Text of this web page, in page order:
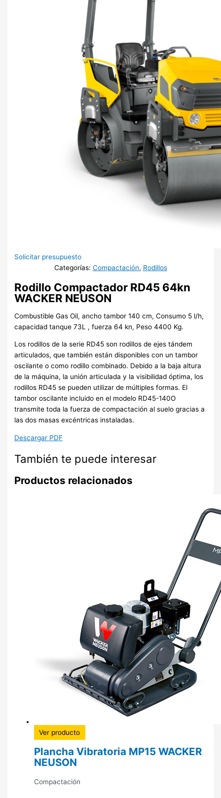
Solicitar presupuesto
Categorías: Compactación, Rodillos
Rodillo Compactador RD45 64kn
WACKER NEUSON
Combustible Gas Oil, ancho tambor 140 cm, Consumo 5 l/h,
capacidad tanque 73L , fuerza 64 kn, Peso 4400 Kg.
Los rodillos de la serie RD45 son rodillos de ejes tándem
articulados, que también están disponibles con un tambor
oscilante o como rodillo combinado. Debido a la baja altura
de la máquina, la unión articulada y la visibilidad óptima, los
rodillos RD45 se pueden utilizar de múltiples formas. El
tambor oscilante incluido en el modelo RD45-140O
transmite toda la fuerza de compactación al suelo gracias a
las dos masas excéntricas instaladas.
Descargar PDF
También te puede interesar
Productos relacionados
Ver producto
Plancha Vibratoria MP15 WACKER
NEUSON
Compactación